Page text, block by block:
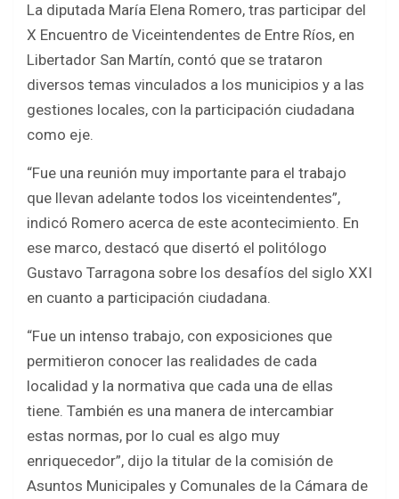
ce
b
o
o
k
tt
er
at
s
A
p
ar
e
La diputada María Elena Romero, tras participar del
X Encuentro de Viceintendentes de Entre Ríos, en
Libertador San Martín, contó que se trataron
diversos temas vinculados a los municipios y a las
gestiones locales, con la participación ciudadana
como eje.
“Fue una reunión muy importante para el trabajo
que llevan adelante todos los viceintendentes”,
indicó Romero acerca de este acontecimiento. En
ese marco, destacó que disertó el politólogo
Gustavo Tarragona sobre los desafíos del siglo XXI
en cuanto a participación ciudadana.
“Fue un intenso trabajo, con exposiciones que
permitieron conocer las realidades de cada
localidad y la normativa que cada una de ellas
tiene. También es una manera de intercambiar
estas normas, por lo cual es algo muy
enriquecedor”, dijo la titular de la comisión de
Asuntos Municipales y Comunales de la Cámara de